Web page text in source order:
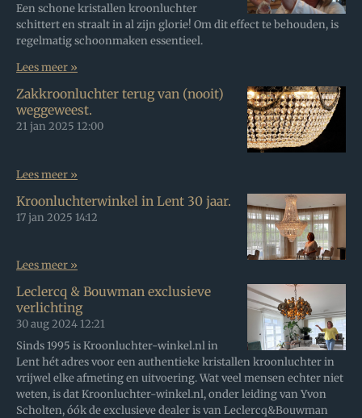
Een schone kristallen kroonluchter
schittert en straalt in al zijn glorie! Om dit effect te behouden, is
regelmatig schoonmaken essentieel.
Lees meer »
Zakkroonluchter terug van (nooit)
weggeweest.
21 jan 2025 12:00
Lees meer »
Kroonluchterwinkel in Lent 30 jaar.
17 jan 2025 14:12
Lees meer »
Leclercq & Bouwman exclusieve
verlichting
30 aug 2024 12:21
Sinds 1995 is Kroonluchter-winkel.nl in
Lent hét adres voor een authentieke kristallen kroonluchter in
vrijwel elke afmeting en uitvoering. Wat veel mensen echter niet
weten, is dat Kroonluchter-winkel.nl, onder leiding van Yvon
Scholten, óók de exclusieve dealer is van Leclercq&Bouwman